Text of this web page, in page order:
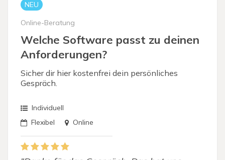
NEU
Online-Beratung
Welche Software passt zu deinen
Anforderungen?
Sicher dir hier kostenfrei dein persönliches
Gespräch.
Individuell
Flexibel
Online